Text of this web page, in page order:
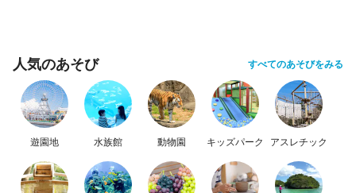
人気のあそび すべてのあそびをみる
遊園地 水族館 動物園 キッズパーク アスレチック